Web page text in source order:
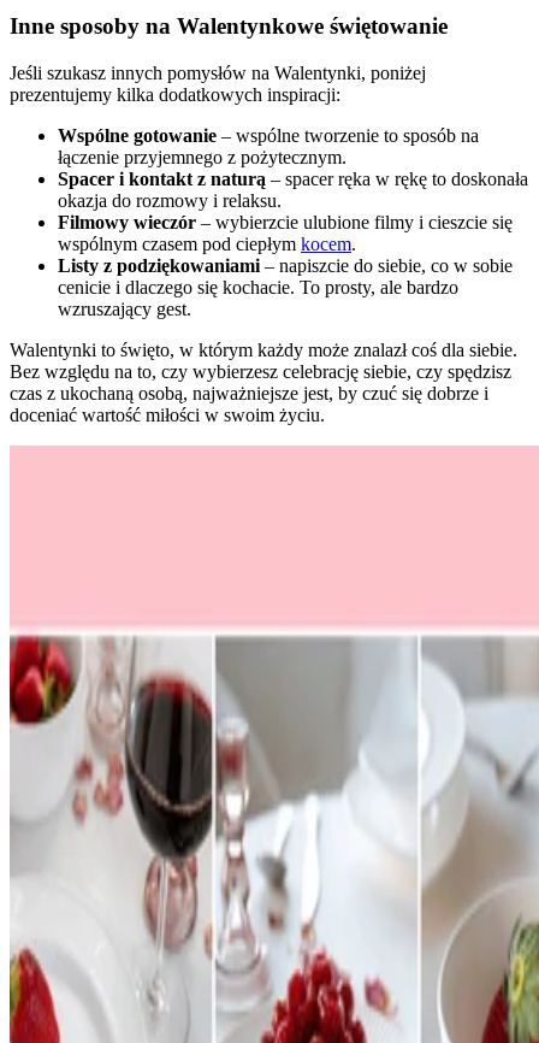
Inne sposoby na Walentynkowe świętowanie
Jeśli szukasz innych pomysłów na Walentynki, poniżej
prezentujemy kilka dodatkowych inspiracji:
Wspólne gotowanie – wspólne tworzenie to sposób na
łączenie przyjemnego z pożytecznym.
Spacer i kontakt z naturą – spacer ręka w rękę to doskonała
okazja do rozmowy i relaksu.
Filmowy wieczór – wybierzcie ulubione filmy i cieszcie się
wspólnym czasem pod ciepłym kocem.
Listy z podziękowaniami – napiszcie do siebie, co w sobie
cenicie i dlaczego się kochacie. To prosty, ale bardzo
wzruszający gest.
Walentynki to święto, w którym każdy może znalazł coś dla siebie.
Bez względu na to, czy wybierzesz celebrację siebie, czy spędzisz
czas z ukochaną osobą, najważniejsze jest, by czuć się dobrze i
doceniać wartość miłości w swoim życiu.